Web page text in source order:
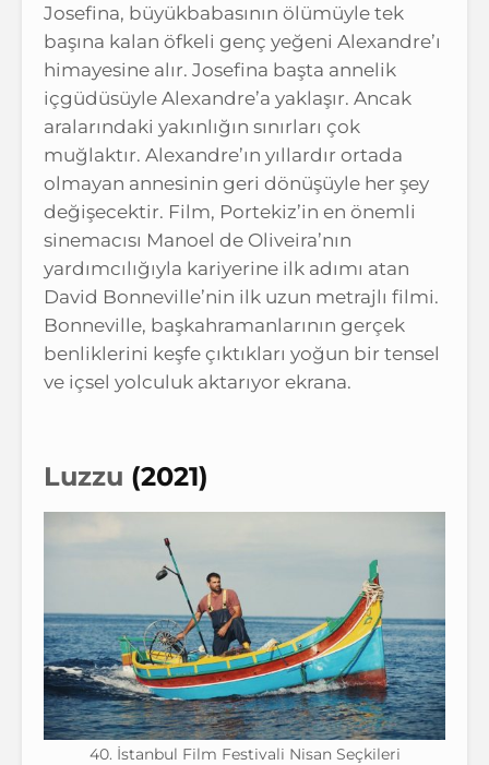
Josefina, büyükbabasının ölümüyle tek
başına kalan öfkeli genç yeğeni Alexandre’ı
himayesine alır. Josefina başta annelik
içgüdüsüyle Alexandre’a yaklaşır. Ancak
aralarındaki yakınlığın sınırları çok
muğlaktır. Alexandre’ın yıllardır ortada
olmayan annesinin geri dönüşüyle her şey
değişecektir. Film, Portekiz’in en önemli
sinemacısı Manoel de Oliveira’nın
yardımcılığıyla kariyerine ilk adımı atan
David Bonneville’nin ilk uzun metrajlı filmi.
Bonneville, başkahramanlarının gerçek
benliklerini keşfe çıktıkları yoğun bir tensel
ve içsel yolculuk aktarıyor ekrana.
Luzzu (2021)
40. İstanbul Film Festivali Nisan Seçkileri